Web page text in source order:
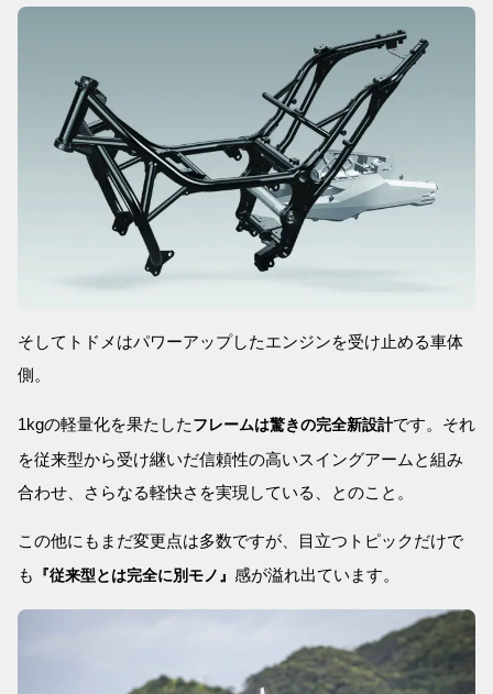
そしてトドメはパワーアップしたエンジンを受け止める車体
側。
1kgの軽量化を果たしたフレームは驚きの完全新設計です。それ
を従来型から受け継いだ信頼性の高いスイングアームと組み
合わせ、さらなる軽快さを実現している、とのこと。
この他にもまだ変更点は多数ですが、目立つトピックだけで
も
『従来型とは完全に別モノ』 感が溢れ出ています。